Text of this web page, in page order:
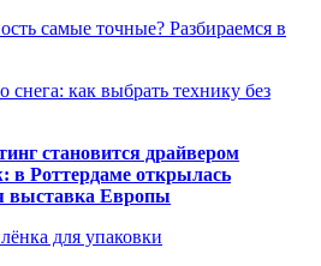
самые точные? Разбираемся в
как выбрать технику без
становится драйвером
в Роттердаме открылась
выставка Европы
для упаковки